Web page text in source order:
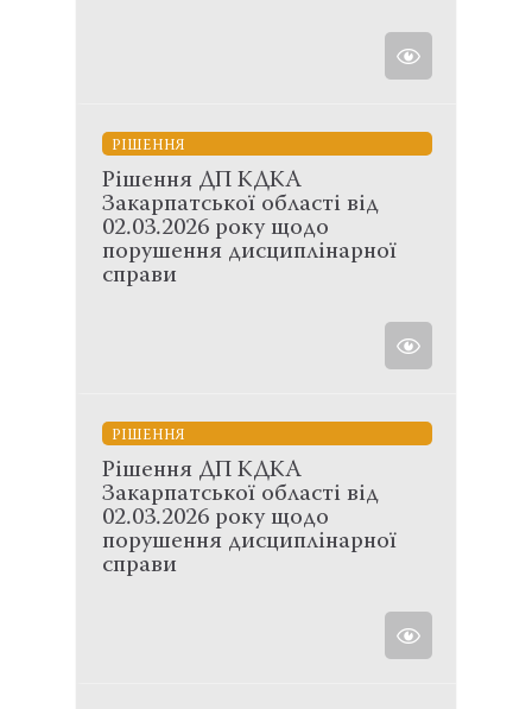
РІШЕННЯ
Рішення ДП КДКА
Закарпатської області від
02.03.2026 року щодо
порушення дисциплінарної
справи
РІШЕННЯ
Рішення ДП КДКА
Закарпатської області від
02.03.2026 року щодо
порушення дисциплінарної
справи